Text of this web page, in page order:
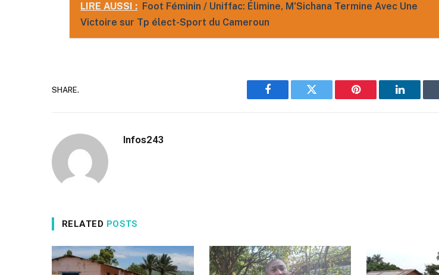
LIRE AUSSI : Foot Féminin / Uniffac: Élimine, M'Sichana Termine Avec Une
Victoire sur Tp élect-Sport du Cameroun
SHARE.
Facebook Twitter Pinterest LinkedIn
Infos243
RELATED POSTS